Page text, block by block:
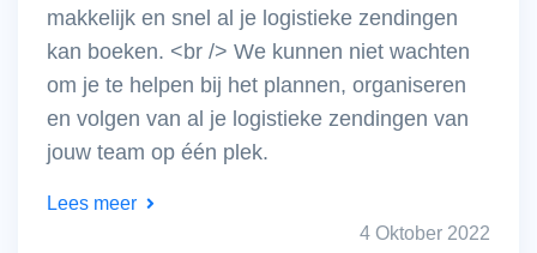
makkelijk en snel al je logistieke zendingen
kan boeken. <br /> We kunnen niet wachten
om je te helpen bij het plannen, organiseren
en volgen van al je logistieke zendingen van
jouw team op één plek.
Lees meer
4 Oktober 2022